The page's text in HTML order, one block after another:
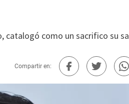
catalogó como un sacrifico su
Compartir en: